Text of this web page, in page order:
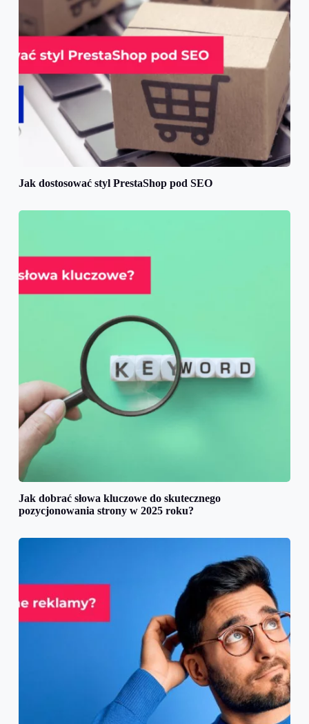
Jak dostosować styl PrestaShop pod SEO
Jak dobrać słowa kluczowe do skutecznego
pozycjonowania strony w 2025 roku?